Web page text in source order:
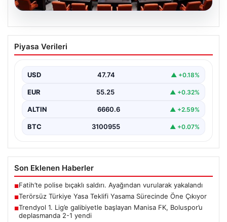
09.08.2026
Terörsüz Türkiye Yasa Teklifi Yasama
Sürecinde Öne Çıkıyor
toplumsal bütünleşmeyi güçlendirmeyi amaçlayan yeni
yasa tasarısı…
Piyasa Verileri
USD 47.74 ▲ +0.18%
EUR 55.25 ▲ +0.32%
ALTIN 6660.6 ▲ +2.59%
BTC 3100955 ▲ +0.07%
Son Eklenen Haberler
■Fatih’te polise bıçaklı saldırı. Ayağından vurularak yakalandı
■Terörsüz Türkiye Yasa Teklifi Yasama Sürecinde Öne Çıkıyor
■Trendyol 1. Lig’e galibiyetle başlayan Manisa FK, Boluspor’u
deplasmanda 2-1 yendi